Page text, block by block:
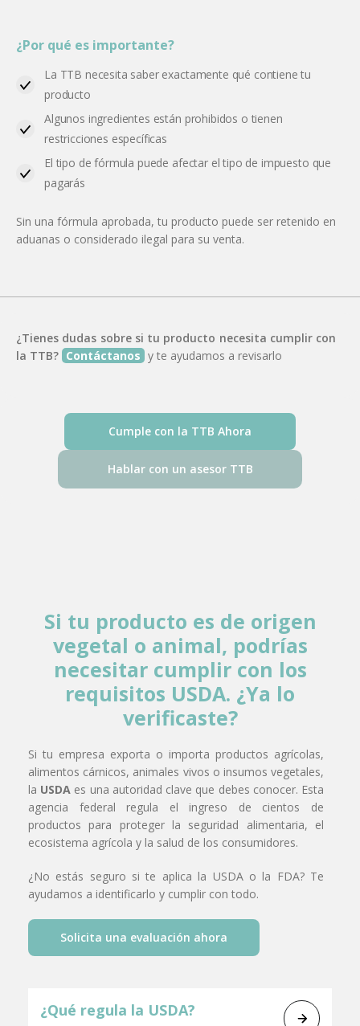
¿Por qué es importante?
La TTB necesita saber exactamente qué contiene tu
producto
Algunos ingredientes están prohibidos o tienen
restricciones específicas
El tipo de fórmula puede afectar el tipo de impuesto que
pagarás
Sin una fórmula aprobada, tu producto puede ser retenido en
aduanas o considerado ilegal para su venta.
¿Tienes dudas sobre si tu producto necesita cumplir con
la TTB? Contáctanos y te ayudamos a revisarlo
Cumple con la TTB Ahora
Hablar con un asesor TTB
Si tu producto es de origen
vegetal o animal, podrías
necesitar cumplir con los
requisitos USDA. ¿Ya lo
verificaste?
Si tu empresa exporta o importa productos agrícolas,
alimentos cárnicos, animales vivos o insumos vegetales,
la USDA es una autoridad clave que debes conocer. Esta
agencia federal regula el ingreso de cientos de
productos para proteger la seguridad alimentaria, el
ecosistema agrícola y la salud de los consumidores.
¿No estás seguro si te aplica la USDA o la FDA? Te
ayudamos a identificarlo y cumplir con todo.
Solicita una evaluación ahora
¿Qué regula la USDA?